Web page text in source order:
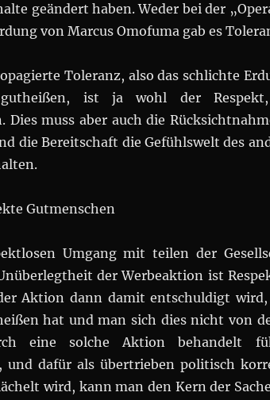
geändert haben. Weder bei der
von Marcus Omofuma gab es
Toleranz, also das schlichte
ist ja wohl der
Dies muss aber auch die
die Bereitschaft die Gefühlswelt des
Gutmenschen
Umgang mit teilen der
der Werbeaktion ist
Aktion dann damit entschuldigt wird,
hat und man sich dies nicht von
eine solche Aktion behandelt
und dafür als übertrieben politisch
wird, kann man den Kern der